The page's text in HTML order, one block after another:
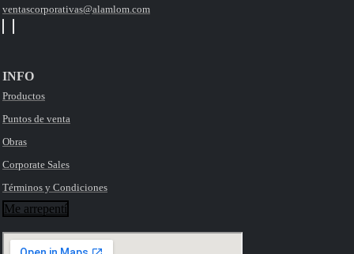
ventascorporativas@alamlom.com
INFO
Productos
Puntos de venta
Obras
Corporate Sales
Términos y Condiciones
Me arrepentí